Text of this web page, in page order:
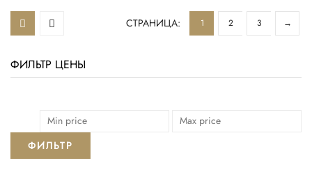
ФИЛЬТР ЦЕНЫ
ФИЛЬТР
СТРАНИЦА: 1 2 3 →